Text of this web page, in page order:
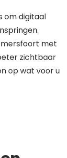
om digitaal
met
zichtbaar
op wat voor u